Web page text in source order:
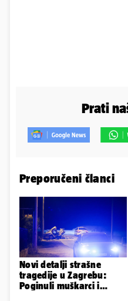
Prati
Preporučeni članci
Novi detalji strašne
tragedije u Zagrebu:
Poginuli muškarci i